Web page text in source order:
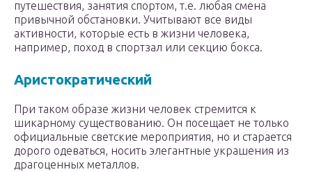
путешествия, занятия спортом, т.е. любая смена
привычной обстановки. Учитывают все виды
активности, которые есть в жизни человека,
например, поход в спортзал или секцию бокса.
Аристократический
При таком образе жизни человек стремится к
шикарному существованию. Он посещает не только
официальные светские мероприятия, но и старается
дорого одеваться, носить элегантные украшения из
драгоценных металлов.